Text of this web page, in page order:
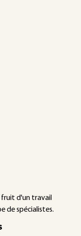
fruit d'un travail
de spécialistes.